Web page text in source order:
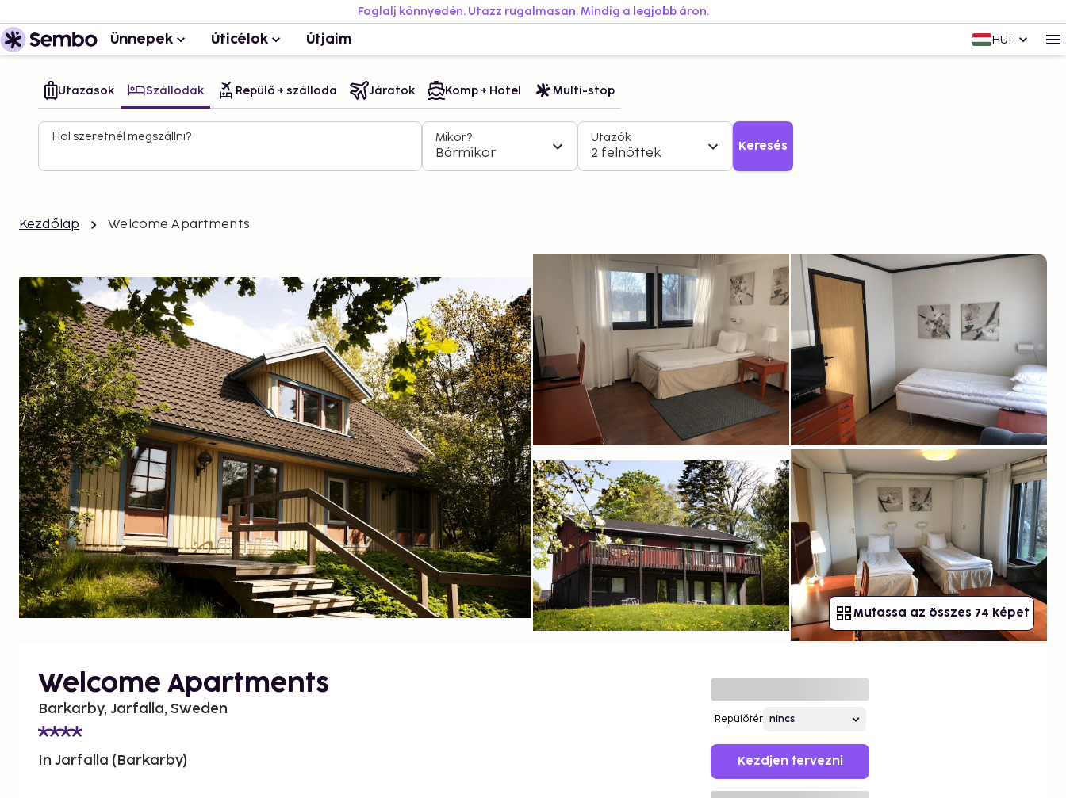
Foglalj könnyedén. Utazz rugalmasan. Mindig a legjobb áron.
Ünnepek Úticélok Útjaim HUF
Utazások Szállodák Repülő + szálloda Járatok Komp + Hotel Multi-stop
Hol szeretnél megszállni? Mikor?
Bármikor
Utazók
2 felnőttek Keresés
Kezdőlap Welcome Apartments
Mutassa az összes 74 képet
Welcome Apartments
Barkarby, Jarfalla, Sweden
In Jarfalla (Barkarby)
Repülőtér
Kezdjen tervezni